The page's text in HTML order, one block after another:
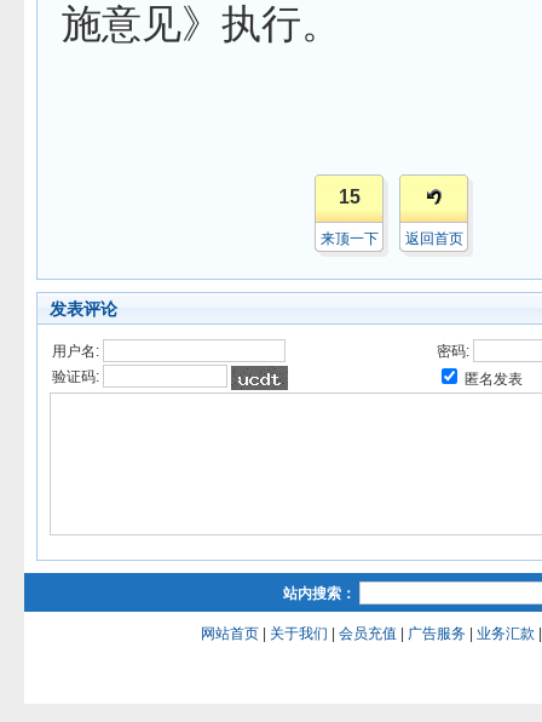
施意见》执行。
15
来顶一下 返回首页
发表评论
用户名:
密码:
验证码:
匿名发表
站内搜索：
网站首页 关于我们 会员充值 广告服务 业务汇款